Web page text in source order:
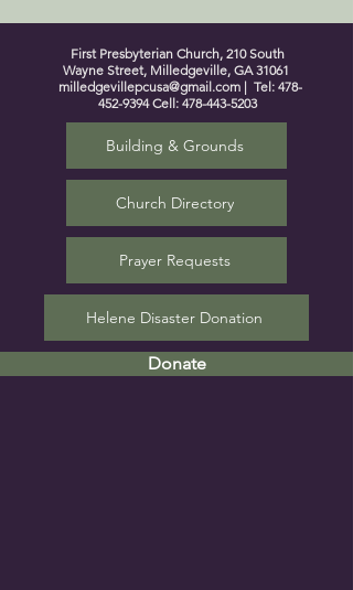
First Presbyterian Church, 210 South
Wayne Street, Milledgeville, GA 31061
milledgevillepcusa@gmail.com | Tel: 478-
452-9394Cell: 478-443-5203
Building & Grounds
Church Directory
Prayer Requests
Helene Disaster Donation
Donate